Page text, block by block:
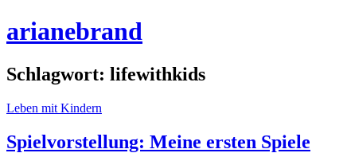
arianebrand
Schlagwort: lifewithkids
Leben mit Kindern
Spielvorstellung: Meine ersten Spiele